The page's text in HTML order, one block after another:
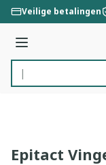
Ga naar de inhoud
Veilige betalingen
Menu
Product, merk,
Epitact